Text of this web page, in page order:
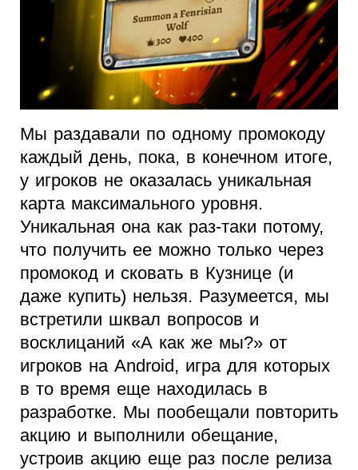
Мы раздавали по одному промокоду
каждый день, пока, в конечном итоге,
у игроков не оказалась уникальная
карта максимального уровня.
Уникальная она как раз-таки потому,
что получить ее можно только через
промокод и сковать в Кузнице (и
даже купить) нельзя. Разумеется, мы
встретили шквал вопросов и
восклицаний «А как же мы?» от
игроков на Android, игра для которых
в то время еще находилась в
разработке. Мы пообещали повторить
акцию и выполнили обещание,
устроив акцию еще раз после релиза